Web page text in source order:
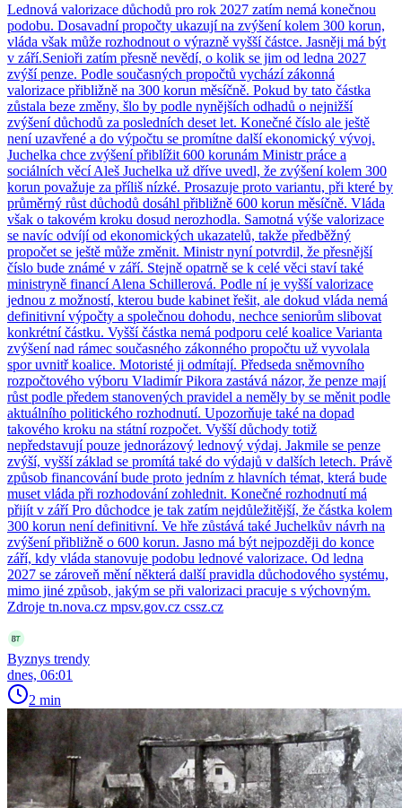
Lednová valorizace důchodů pro rok 2027 zatím nemá konečnou
podobu. Dosavadní propočty ukazují na zvýšení kolem 300 korun,
vláda však může rozhodnout o výrazně vyšší částce. Jasněji má být
v září.Senioři zatím přesně nevědí, o kolik se jim od ledna 2027
zvýší penze. Podle současných propočtů vychází zákonná
valorizace přibližně na 300 korun měsíčně. Pokud by tato částka
zůstala beze změny, šlo by podle nynějších odhadů o nejnižší
zvýšení důchodů za posledních deset let. Konečné číslo ale ještě
není uzavřené a do výpočtu se promítne další ekonomický vývoj.
Juchelka chce zvýšení přiblížit 600 korunám Ministr práce a
sociálních věcí Aleš Juchelka už dříve uvedl, že zvýšení kolem 300
korun považuje za příliš nízké. Prosazuje proto variantu, při které by
průměrný růst důchodů dosáhl přibližně 600 korun měsíčně. Vláda
však o takovém kroku dosud nerozhodla. Samotná výše valorizace
se navíc odvíjí od ekonomických ukazatelů, takže předběžný
propočet se ještě může změnit. Ministr nyní potvrdil, že přesnější
číslo bude známé v září. Stejně opatrně se k celé věci staví také
ministryně financí Alena Schillerová. Podle ní je vyšší valorizace
jednou z možností, kterou bude kabinet řešit, ale dokud vláda nemá
definitivní výpočty a společnou dohodu, nechce seniorům slibovat
konkrétní částku. Vyšší částka nemá podporu celé koalice Varianta
zvýšení nad rámec současného zákonného propočtu už vyvolala
spor uvnitř koalice. Motoristé ji odmítají. Předseda sněmovního
rozpočtového výboru Vladimír Pikora zastává názor, že penze mají
růst podle předem stanovených pravidel a neměly by se měnit podle
aktuálního politického rozhodnutí. Upozorňuje také na dopad
takového kroku na státní rozpočet. Vyšší důchody totiž
nepředstavují pouze jednorázový lednový výdaj. Jakmile se penze
zvýší, vyšší základ se promítá také do výdajů v dalších letech. Právě
způsob financování bude proto jedním z hlavních témat, která bude
muset vláda při rozhodování zohlednit. Konečné rozhodnutí má
přijít v září Pro důchodce je tak zatím nejdůležitější, že částka kolem
300 korun není definitivní. Ve hře zůstává také Juchelkův návrh na
zvýšení přibližně o 600 korun. Jasno má být nejpozději do konce
září, kdy vláda stanovuje podobu lednové valorizace. Od ledna
2027 se zároveň mění některá další pravidla důchodového systému,
mimo jiné způsob, jakým se při valorizaci pracuje s výchovným.
Zdroje tn.nova.cz mpsv.gov.cz cssz.cz
Byznys trendy
dnes, 06:01
2 min